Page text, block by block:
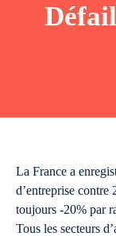
La France a
d’entreprise contre
toujours -20% par
Tous les secteurs